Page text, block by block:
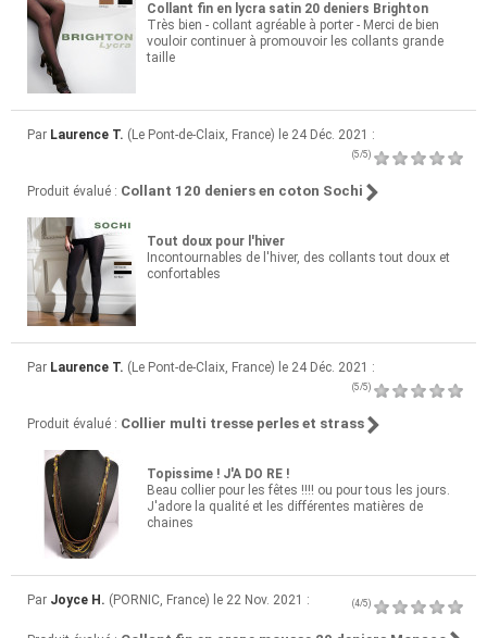
Collant fin en lycra satin 20 deniers Brighton
Très bien - collant agréable à porter - Merci de bien
vouloir continuer à promouvoir les collants grande
taille
Par Laurence T. (Le Pont-de-Claix, France) le 24 Déc. 2021 :
(5/5)
Produit évalué : Collant 120 deniers en coton Sochi
Tout doux pour l'hiver
Incontournables de l'hiver, des collants tout doux et
confortables
Par Laurence T. (Le Pont-de-Claix, France) le 24 Déc. 2021 :
(5/5)
Produit évalué : Collier multi tresse perles et strass
Topissime ! J'A DO RE !
Beau collier pour les fêtes !!!! ou pour tous les jours.
J'adore la qualité et les différentes matières de
chaines
Par Joyce H. (PORNIC, France) le 22 Nov. 2021 : (4/5)